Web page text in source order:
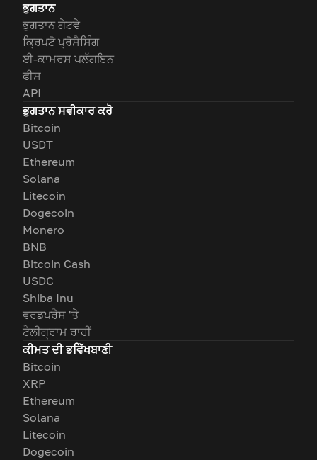
ਭੁਗਤਾਨ
ਭੁਗਤਾਨ ਗੇਟਵੇ
ਕ੍ਰਿਪਟੋ ਪ੍ਰੋਸੈਸਿੰਗ
ਈ-ਕਾਮਰਸ ਪਲੱਗਇਨ
ਫੀਸ
API
ਭੁਗਤਾਨ ਸਵੀਕਾਰ ਕਰੋ
Bitcoin
USDT
Ethereum
Solana
Litecoin
Dogecoin
Monero
BNB
Bitcoin Cash
USDC
Shiba Inu
ਵਰਡਪਰੈਸ 'ਤੇ
ਟੈਲੀਗ੍ਰਾਮ ਰਾਹੀਂ
ਕੀਮਤ ਦੀ ਭਵਿੱਖਬਾਣੀ
Bitcoin
XRP
Ethereum
Solana
Litecoin
Dogecoin